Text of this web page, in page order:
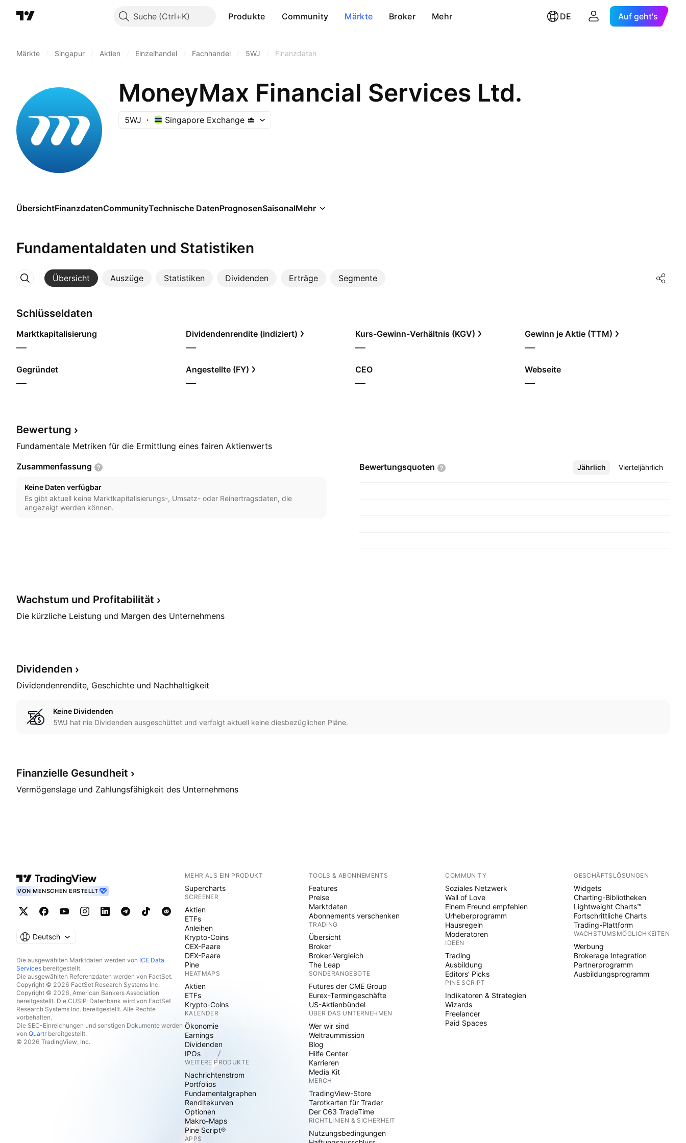
Suche Produkte Community Märkte Broker Mehr DE Auf geht's
Märkte Singapur Aktien Einzelhandel Fachhandel 5WJ Finanzdaten
MoneyMax Financial Services Ltd.
5WJ Singapore Exchange
ÜbersichtFinanzdatenCommunityTechnische DatenPrognosenSaisonalMehr
Fundamentaldaten und Statistiken
Übersicht Auszüge Statistiken Dividenden Erträge Segmente
Mehr
Schlüsseldaten
Marktkapitalisierung
—
Dividendenrendite (indiziert)
—
Kurs-Gewinn-Verhältnis (KGV)
—
Gewinn je Aktie (TTM)
—
Gegründet
—
Angestellte (FY)
—
CEO
—
Webseite
—
Bewertung
Fundamentale Metriken für die Ermittlung eines fairen Aktienwerts
Zusammenfassung
Keine Daten verfügbar
Es gibt aktuell keine Marktkapitalisierungs-, Umsatz- oder Reinertragsdaten, die
angezeigt werden können.
Bewertungsquoten Jährlich Vierteljährlich
Mehr
Wachstum und Profitabilität
Die kürzliche Leistung und Margen des Unternehmens
Dividenden
Dividendenrendite, Geschichte und Nachhaltigkeit
Keine Dividenden
5WJ hat nie Dividenden ausgeschüttet und verfolgt aktuell keine diesbezüglichen Pläne.
Finanzielle Gesundheit
Vermögenslage und Zahlungsfähigkeit des Unternehmens
VON MENSCHEN ERSTELLT
Deutsch
Die ausgewählten Marktdaten werden von ICE Data
Services bereitgestellt.
Die ausgewählten Referenzdaten werden von FactSet.
Copyright © 2026 FactSet Research Systems Inc.
Copyright © 2026, American Bankers Association
bereitgestellt. Die CUSIP-Datenbank wird von FactSet
Research Systems Inc. bereitgestellt. Alle Rechte
vorbehalten.
Die SEC-Einreichungen und sonstigen Dokumente werden
von Quartrbereitgestellt.
© 2026 TradingView, Inc.
MEHR ALS EIN PRODUKT
Supercharts
SCREENER
Aktien
ETFs
Anleihen
Krypto-Coins
CEX-Paare
DEX-Paare
Pine
HEATMAPS
Aktien
ETFs
Krypto-Coins
KALENDER
Ökonomie
Earnings
Dividenden
IPOs
WEITERE PRODUKTE
Nachrichtenstrom
Portfolios
Fundamentalgraphen
Renditekurven
Optionen
Makro-Maps
Pine Script®
APPS
TOOLS & ABONNEMENTS
Features
Preise
Marktdaten
Abonnements verschenken
TRADING
Übersicht
Broker
Broker-Vergleich
The Leap
SONDERANGEBOTE
Futures der CME Group
Eurex-Termingeschäfte
US-Aktienbündel
ÜBER DAS UNTERNEHMEN
Wer wir sind
Weltraummission
Blog
Hilfe Center
Karrieren
Media Kit
MERCH
TradingView-Store
Tarotkarten für Trader
Der C63 TradeTime
RICHTLINIEN & SICHERHEIT
Nutzungsbedingungen
COMMUNITY
Soziales Netzwerk
Wall of Love
Einem Freund empfehlen
Urheberprogramm
Hausregeln
Moderatoren
IDEEN
Trading
Ausbildung
Editors' Picks
PINE SCRIPT
Indikatoren & Strategien
Wizards
Freelancer
Paid Spaces
GESCHÄFTSLÖSUNGEN
Widgets
Charting-Bibliotheken
Lightweight Charts™
Fortschrittliche Charts
Trading-Plattform
WACHSTUMSMÖGLICHKEITEN
Werbung
Brokerage Integration
Partnerprogramm
Ausbildungsprogramm